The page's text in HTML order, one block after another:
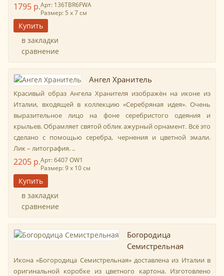
1795 р.Арт: 136TBR6FWА
Размер: 5 х 7 см
в закладки
сравнение
Ангел Хранитель
Красивый образ Ангела Хранителя изображён на иконе из
Италии, входящей в коллекцию «Серебряная идея». Очень
выразительное лицо на фоне серебристого одеяния и
крыльев. Обрамляет святой облик ажурный орнамент. Всё это
сделано с помощью серебра, чернения и цветной эмали.
Лик – литография. ..
2205 р.Арт: 6407 OW1
Размер: 9 х 10 см
в закладки
сравнение
Богородица
Семистрельная
Икона «Богородица Семистрельная» доставлена из Италии в
оригинальной коробке из цветного картона. Изготовлено